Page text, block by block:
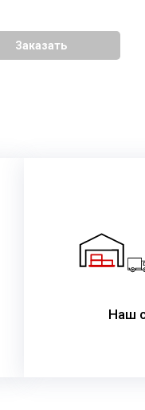
Заказать
Наш